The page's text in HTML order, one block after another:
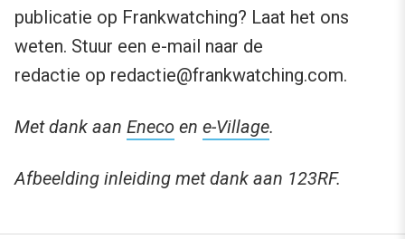
publicatie op Frankwatching? Laat het ons
weten. Stuur een e-mail naar de
redactie op redactie@frankwatching.com.
Met dank aan Eneco en e-Village.
Afbeelding inleiding met dank aan 123RF.